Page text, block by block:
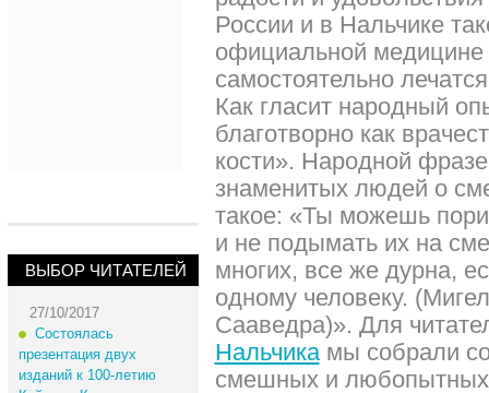
ВЫБОР ЧИТАТЕЛЕЙ
27/10/2017
Состоялась
презентация двух
изданий к 100-летию
России и в Нальчике
официальной медицине
самостоятельно
Как гласит народный
благотворно как
кости». Народной
знаменитых людей о
такое: «Ты можешь
и не подымать их на
многих, все же дурна,
одному человеку.
Сааведра)». Для
Нальчикамы собрали
смешных и